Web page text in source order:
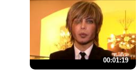
00:01:19